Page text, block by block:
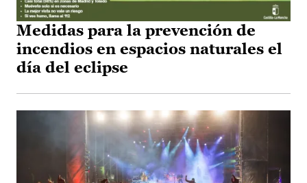
Medidas para la prevención de
incendios en espacios naturales el
día del eclipse